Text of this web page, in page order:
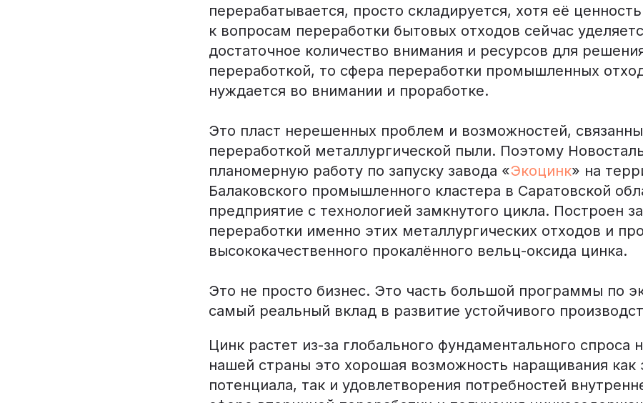
перерабатывается, просто складируется, хотя её
к вопросам переработки бытовых отходов сейчас
достаточное количество внимания и ресурсов для
переработкой, то сфера переработки промышленных
нуждается во внимании и проработке.
Это пласт нерешенных проблем и возможностей,
переработкой металлургической пыли. Поэтому
планомерную работу по запуску завода «Экоцинк» на
Балаковского промышленного кластера в Саратовской
предприятие с технологией замкнутого цикла. Построен
переработки именно этих металлургических отходов и
высококачественного прокалённого вельц-оксида цинка.
Это не просто бизнес. Это часть большой программы по
самый реальный вклад в развитие устойчивого
Цинк растет из-за глобального фундаментального спроса
нашей страны это хорошая возможность наращивания как
потенциала, так и удовлетворения потребностей